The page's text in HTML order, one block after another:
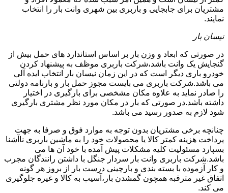
مشتریان برای جابجایی و باربری بین شهری وانت بار را انتخاب
نمایند.
نیسان بار
در صورتی که ابعاد و وزن بار بر اساس استاندارد های حمل بیش از
گنجایش یک وانت باشد،شرکت باربری موظف به پیشنهاد کردن
خودرو باری دیگر است که در این زمان نیسان بار انتخاب ایده آلی
می باشد.شرکت باربری می بایست مجوز حمل بار و بارنامه دولتی
را صادر نماید به علاوه مکان مشخصی برای بارگیری در اختیار
داشته باشد.در صورتی که بار در مکان مورد نظر مشتری بارگیری
شود لازم به صدور رسید می باشد.
چنانچه برخی مشتریان بدون توجه به موارد فوق و صرفا به جهت
پرداخت هزینه کمتر کالا یا محصولات خود را به ماشین باربری ناآشنا
بسپارد مسئولیت کلیه مشکلات پیش آمده با خود آن ها می
باشد.شرکت باربری وانت بار سردار جنگل با داشتن رانندگان مجرب
و کار آزموده با بسته بندی و بارچینی درست بار از بروز هر گونه
اتفاق غیر مترقبه همچون گمشدن بار،آسیب به کالا و غیره جلوگیری
می کند.